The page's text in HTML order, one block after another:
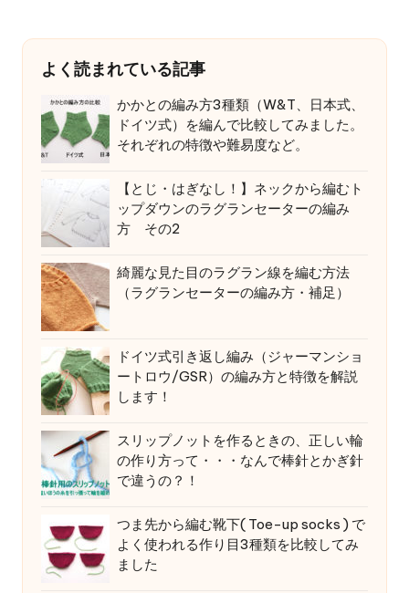
よく読まれている記事
かかとの編み方3種類（W&T、日本式、
ドイツ式）を編んで比較してみました。
それぞれの特徴や難易度など。
【とじ・はぎなし！】ネックから編むト
ップダウンのラグランセーターの編み
方 その2
綺麗な見た目のラグラン線を編む方法
（ラグランセーターの編み方・補足）
ドイツ式引き返し編み（ジャーマンショ
ートロウ/GSR）の編み方と特徴を解説
します！
スリップノットを作るときの、正しい輪
の作り方って・・・なんで棒針とかぎ針
で違うの？！
つま先から編む靴下( Toe-up socks ) で
よく使われる作り目3種類を比較してみ
ました